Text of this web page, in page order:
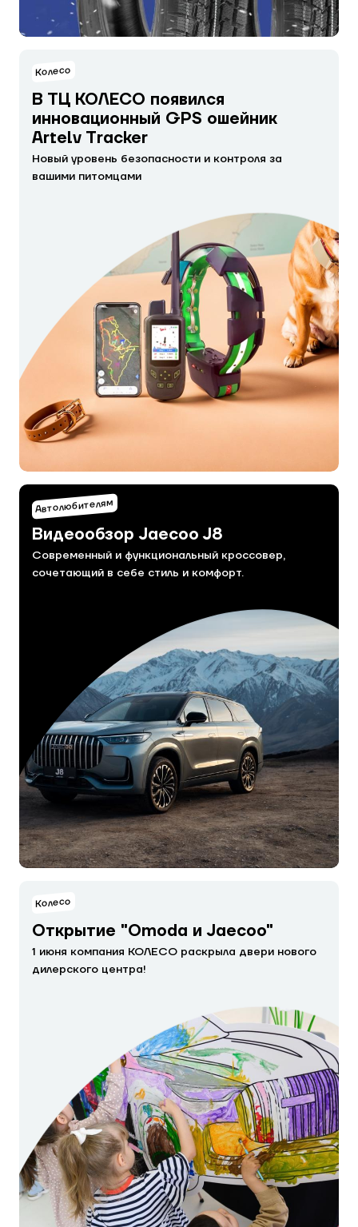
Колесо
В ТЦ КОЛЕСО появился
инновационный GPS ошейник
Artelv Tracker
Новый уровень безопасности и контроля за
вашими питомцами
Автолюбителям
Видеообзор Jaecoo J8
Современный и функциональный кроссовер,
сочетающий в себе стиль и комфорт.
Колесо
Открытие "Omoda и Jaecoo"
1 июня компания КОЛЕСО раскрыла двери нового
дилерского центра!